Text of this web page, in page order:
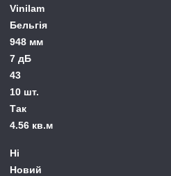
Vinilam
Бельгія
948 мм
7 дБ
43
10 шт.
Так
4.56 кв.м
Ні
Новий